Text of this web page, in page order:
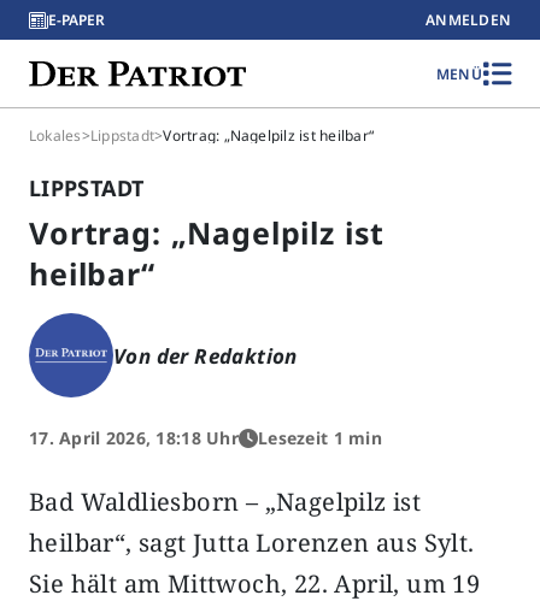
E-PAPER ANMELDEN
MENÜ
Lokales>Lippstadt>Vortrag: „Nagelpilz ist heilbar“
LIPPSTADT
Vortrag: „Nagelpilz ist
heilbar“
Von der Redaktion
17. April 2026, 18:18 Uhr Lesezeit 1 min
Bad Waldliesborn – „Nagelpilz ist
heilbar“, sagt Jutta Lorenzen aus Sylt.
Sie hält am Mittwoch, 22. April, um 19